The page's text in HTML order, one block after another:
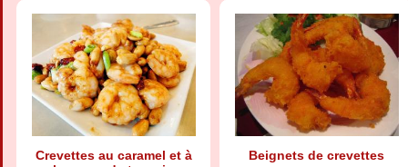
Crevettes au caramel et à
Beignets de crevettes